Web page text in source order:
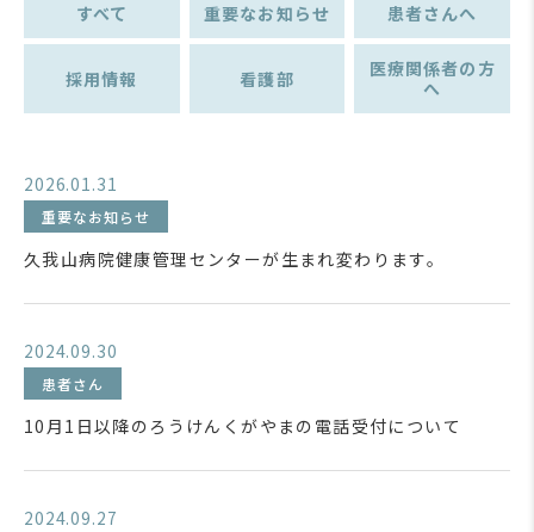
すべて 重要なお知らせ 患者さんへ
採用情報 看護部
医療関係者の方
へ
2026.01.31
重要なお知らせ
久我山病院健康管理センターが生まれ変わります。
2024.09.30
患者さん
10月1日以降のろうけんくがやまの電話受付について
2024.09.27